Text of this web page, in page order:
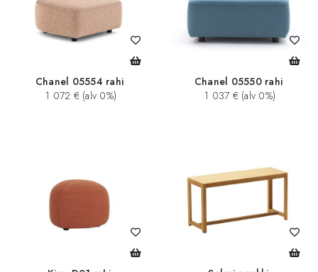
Chanel 05554 rahi
1 072 € (alv 0%)
Chanel 05550 rahi
1 037 € (alv 0%)